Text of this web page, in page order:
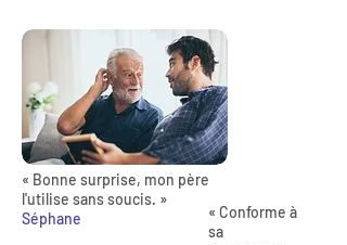
« Bonne surprise, mon père
l'utilise sans soucis. »
Séphane
« Conforme à
sa